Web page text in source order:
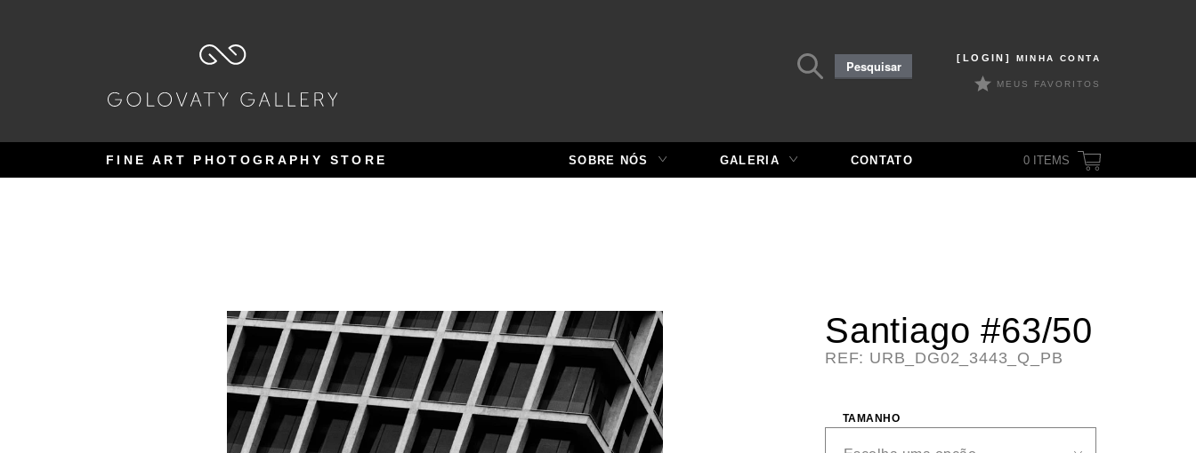
navegação
[LOGIN] MINHA CONTA
MEUS FAVORITOS
Pesquisar
por:Pesquisar
FINE ART PHOTOGRAPHY STORE SOBRE NÓS GALERIA CONTATO 0 ITEMS
Santiago #63/50
REF: URB_DG02_3443_Q_PB
TAMANHO